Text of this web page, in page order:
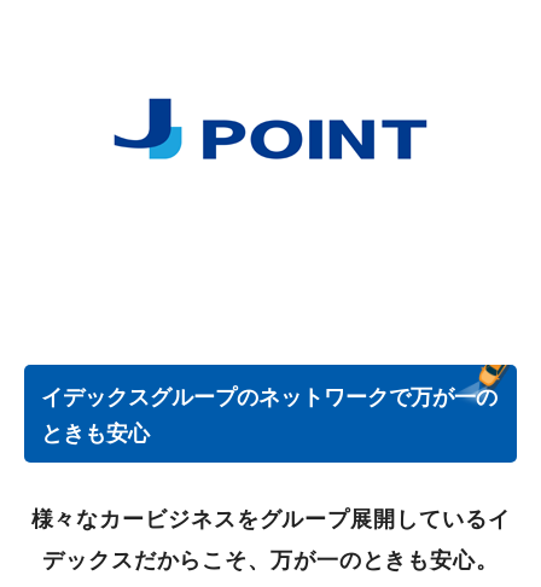
イデックスグループのネットワークで万が一の
ときも安心
様々なカービジネスをグループ展開しているイ
デックスだからこそ、万が一のときも安心。